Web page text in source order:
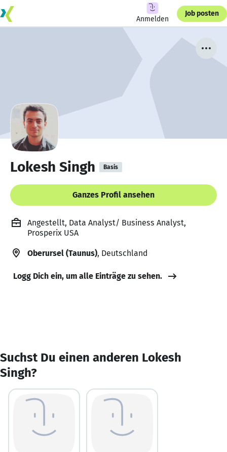
Anmelden
Job posten
Lokesh Singh Basis
Ganzes Profil ansehen
Angestellt, Data Analyst/ Business Analyst,
Prosperix USA
Oberursel (Taunus), Deutschland
Logg Dich ein, um alle Einträge zu sehen.
Suchst Du einen anderen Lokesh
Singh?